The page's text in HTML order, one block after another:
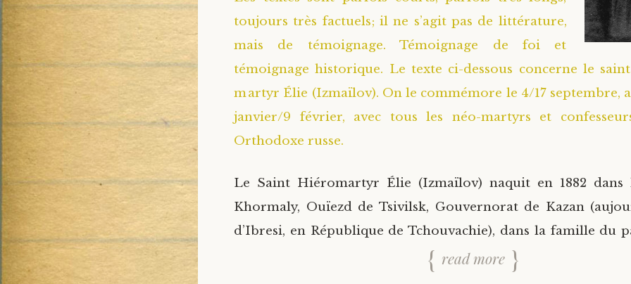
toujours très factuels; il ne s’agit pas de littérature,
mais de témoignage. Témoignage de foi et
témoignage historique. Le texte ci-dessous concerne le
martyr Élie (Izmaïlov). On le commémore le 4/17 septembre,
janvier/9 février, avec tous les néo-martyrs et
Orthodoxe russe.
Le Saint Hiéromartyr Élie (Izmaïlov) naquit en 1882 dans
Khormaly, Ouïezd de Tsivilsk, Gouvernorat de Kazan
d’Ibresi, en République de Tchouvachie), dans la famille du
read more